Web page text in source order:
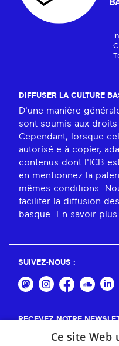
DIFFUSER LA CULTURE
D'une manière
sont soumis aux
Cependant, lorsque
autorisé.e à copier,
contenus dont l'ICB
en mentionnez la
mêmes conditions.
faciliter la diffusion
basque. En savoir plus
SUIVEZ-NOUS :
RECEVEZ NOTRE
Ce site Web